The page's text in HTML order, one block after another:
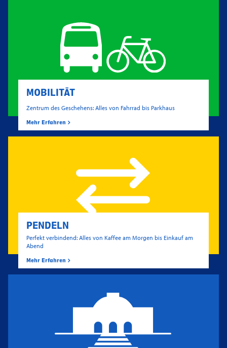
MOBILITÄT
Zentrum des Geschehens: Alles von Fahrrad bis Parkhaus
Mehr Erfahren
PENDELN
Perfekt verbindend: Alles von Kaffee am Morgen bis Einkauf am
Abend
Mehr Erfahren